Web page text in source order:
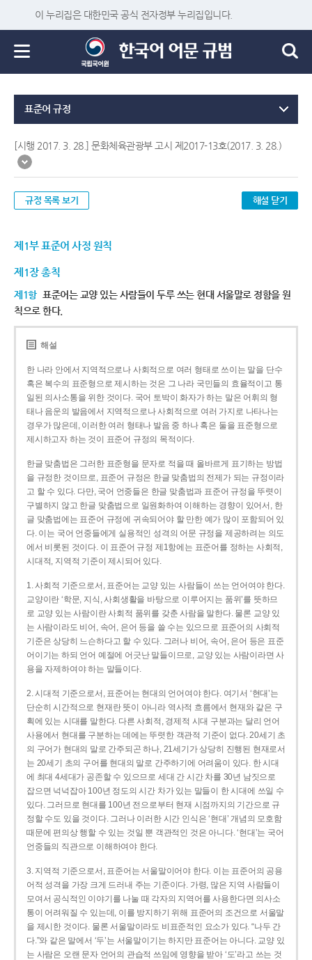
이 누리집은 대한민국 공식 전자정부 누리집입니다.
표준어 규정
[시행 2017. 3. 28.] 문화체육관광부 고시 제2017-13호(2017. 3. 28.)
규정 목록 보기 해설 닫기
제1부 표준어 사정 원칙
제1장 총칙
제1항 표준어는 교양 있는 사람들이 두루 쓰는 현대 서울말로 정함을 원
칙으로 한다.
해설
한 나라 안에서 지역적으로나 사회적으로 여러 형태로 쓰이는 말을 단수
혹은 복수의 표준형으로 제시하는 것은 그 나라 국민들의 효율적이고 통
일된 의사소통을 위한 것이다. 국어 토박이 화자가 하는 말은 어휘의 형
태나 음운의 발음에서 지역적으로나 사회적으로 여러 가지로 나타나는
경우가 많은데, 이러한 여러 형태나 발음 중 하나 혹은 둘을 표준형으로
제시하고자 하는 것이 표준어 규정의 목적이다.
한글 맞춤법은 그러한 표준형을 문자로 적을 때 올바르게 표기하는 방법
을 규정한 것이므로, 표준어 규정은 한글 맞춤법의 전제가 되는 규정이라
고 할 수 있다. 다만, 국어 언중들은 한글 맞춤법과 표준어 규정을 뚜렷이
구별하지 않고 한글 맞춤법으로 일원화하여 이해하는 경향이 있어서, 한
글 맞춤법에는 표준어 규정에 귀속되어야 할 만한 예가 많이 포함되어 있
다. 이는 국어 언중들에게 실용적인 성격의 어문 규정을 제공하려는 의도
에서 비롯된 것이다. 이 표준어 규정 제1항에는 표준어를 정하는 사회적,
시대적, 지역적 기준이 제시되어 있다.
1. 사회적 기준으로서, 표준어는 교양 있는 사람들이 쓰는 언어여야 한다.
교양이란 ‘학문, 지식, 사회생활을 바탕으로 이루어지는 품위’를 뜻하므
로 교양 있는 사람이란 사회적 품위를 갖춘 사람을 말한다. 물론 교양 있
는 사람이라도 비어, 속어, 은어 등을 쓸 수는 있으므로 표준어의 사회적
기준은 상당히 느슨하다고 할 수 있다. 그러나 비어, 속어, 은어 등은 표준
어이기는 하되 언어 예절에 어긋난 말들이므로, 교양 있는 사람이라면 사
용을 자제하여야 하는 말들이다.
2. 시대적 기준으로서, 표준어는 현대의 언어여야 한다. 여기서 ‘현대’는
단순히 시간적으로 현재란 뜻이 아니라 역사적 흐름에서 현재와 같은 구
획에 있는 시대를 말한다. 다른 사회적, 경제적 시대 구분과는 달리 언어
사용에서 현대를 구분하는 데에는 뚜렷한 객관적 기준이 없다. 20세기 초
의 구어가 현대의 말로 간주되곤 하나, 21세기가 상당히 진행된 현재로서
는 20세기 초의 구어를 현대의 말로 간주하기에 어려움이 있다. 한 시대
에 최대 4세대가 공존할 수 있으므로 세대 간 시간 차를 30년 남짓으로
잡으면 넉넉잡아 100년 정도의 시간 차가 있는 말들이 한 시대에 쓰일 수
있다. 그러므로 현대를 100년 전으로부터 현재 시점까지의 기간으로 규
정할 수도 있을 것이다. 그러나 이러한 시간 인식은 ‘현대’ 개념의 모호함
때문에 편의상 행할 수 있는 것일 뿐 객관적인 것은 아니다. ‘현대’는 국어
언중들의 직관으로 이해하여야 한다.
3. 지역적 기준으로서, 표준어는 서울말이어야 한다. 이는 표준어의 공용
어적 성격을 가장 크게 드러내 주는 기준이다. 가령, 많은 지역 사람들이
모여서 공식적인 이야기를 나눌 때 각자의 지역어를 사용한다면 의사소
통이 어려워질 수 있는데, 이를 방지하기 위해 표준어의 조건으로 서울말
을 제시한 것이다. 물론 서울말이라도 비표준적인 요소가 있다. “나두 간
다.”와 같은 말에서 ‘두’는 서울말이기는 하지만 표준어는 아니다. 교양 있
는 사람은 오랜 문자 언어의 관습적 쓰임에 영향을 받아 ‘도’라고 쓰는 것